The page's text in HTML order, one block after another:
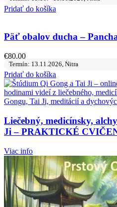
Pridať do košíka
Päť obalov ducha –
€80.00
Termín: 13.11.2026, Nitra
Pridať do košíka
Liečebný, medicínsky,
Ji – PRAKTICKÉ
Viac info